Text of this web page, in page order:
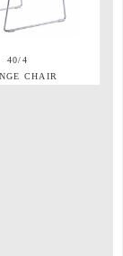
40/4
CHAIR